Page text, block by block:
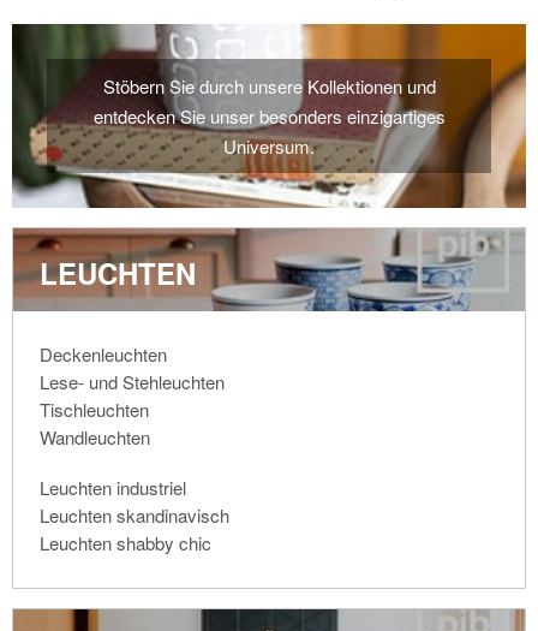
Stöbern Sie durch unsere Kollektionen und
entdecken Sie unser besonders einzigartiges
Universum.
LEUCHTEN
Deckenleuchten
Lese- und Stehleuchten
Tischleuchten
Wandleuchten
Leuchten industriel
Leuchten skandinavisch
Leuchten shabby chic